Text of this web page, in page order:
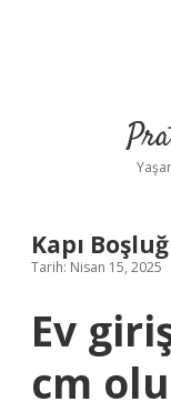
Kapı
Tarih: Nisan 15, 2025
Ev
cm